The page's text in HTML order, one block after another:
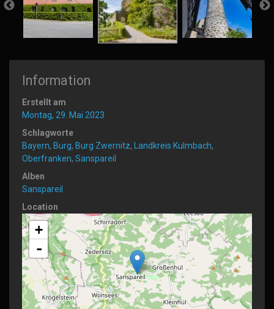
Information
Erstellt am
Montag, 29. Mai 2023
Schlagworte
Bayern, Burg, Burg Zwernitz, Landkreis Kulmbach,
Oberfranken, Sanspareil
Alben
Sanspareil
Location
+
-